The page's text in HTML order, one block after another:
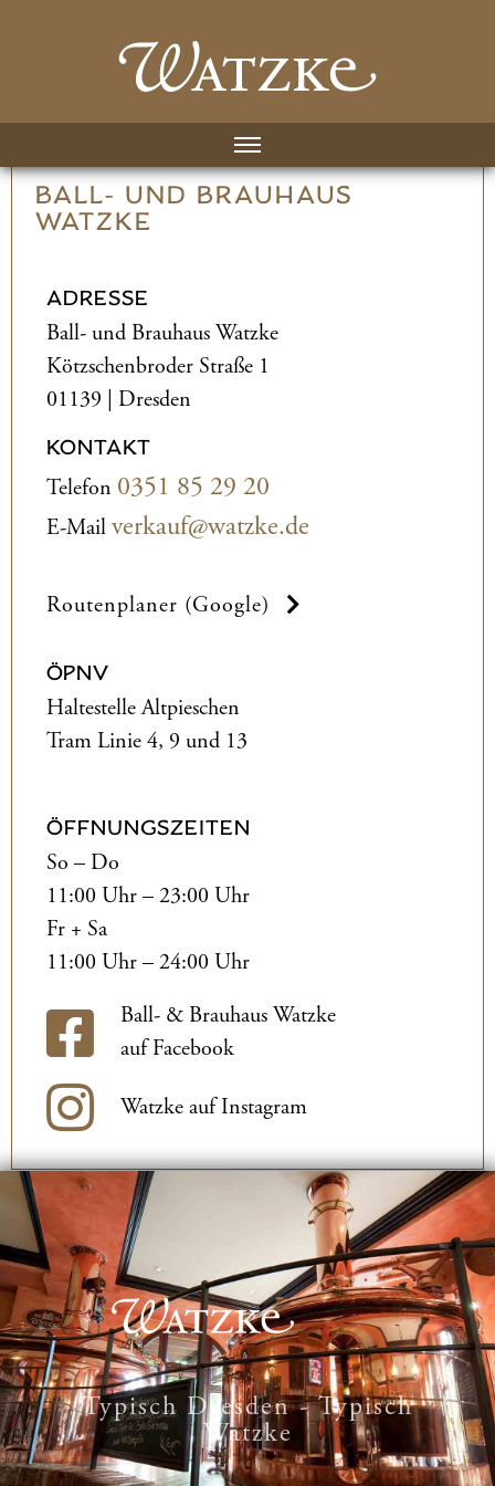
BALL- UND­ BRAUHAUS
WATZKE
ADRESSE
Ball- und­ Brauhaus Watzke
Kötzschenbroder Straße 1
01139 | Dresden
KONTAKT
Telefon 0351 85 29 20
E-Mailverkauf@watzke.de
Routenplaner (Google)
ÖPNV
Haltestelle Altpieschen
Tram Linie 4, 9 und 13
ÖFFNUNGSZEITEN
So – Do
11:00 Uhr – 23:00 Uhr
Fr + Sa
11:00 Uhr – 24:00 Uhr
Ball- & Brauhaus Watzke
auf Facebook
Watzke auf Instagram
Typisch Dresden - Typisch
Watzke